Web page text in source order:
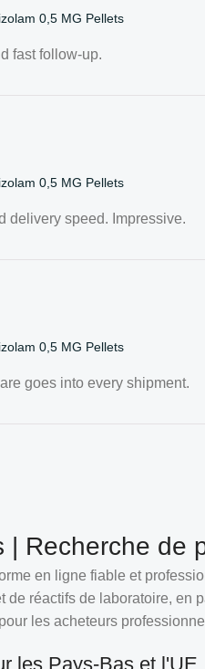
0,5 MG Pellets
fast follow-up.
0,5 MG Pellets
delivery speed. Impressive.
0,5 MG Pellets
goes into every shipment.
| Recherche de
en ligne fiable et
de réactifs de laboratoire, en
les acheteurs
les Pays-Bas et l'UE